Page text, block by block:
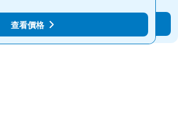
查看價格
查看價格